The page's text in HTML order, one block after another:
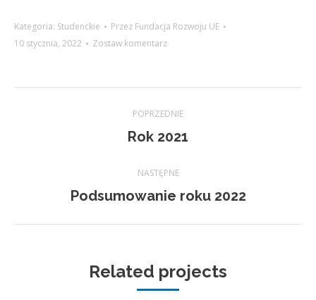
Kategoria: Studenckie Przez Fundacja Rozwoju UE
10 stycznia, 2022
Zostaw komentarz
navigation
POPRZEDNIE
Previous
Rok 2021
NASTĘPNE
Next
Podsumowanie roku 2022
Related projects